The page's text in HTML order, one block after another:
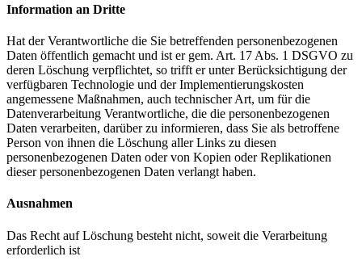
Information an Dritte
Hat der Verantwortliche die Sie betreffenden personenbezogenen
Daten öffentlich gemacht und ist er gem. Art. 17 Abs. 1 DSGVO zu
deren Löschung verpflichtet, so trifft er unter Berücksichtigung der
verfügbaren Technologie und der Implementierungskosten
angemessene Maßnahmen, auch technischer Art, um für die
Datenverarbeitung Verantwortliche, die die personenbezogenen
Daten verarbeiten, darüber zu informieren, dass Sie als betroffene
Person von ihnen die Löschung aller Links zu diesen
personenbezogenen Daten oder von Kopien oder Replikationen
dieser personenbezogenen Daten verlangt haben.
Ausnahmen
Das Recht auf Löschung besteht nicht, soweit die Verarbeitung
erforderlich ist